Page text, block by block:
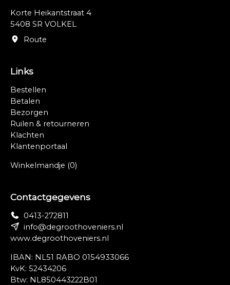
Korte Heikantstraat 4
5408 SR VOLKEL
Route
Links
Bestellen
Betalen
Bezorgen
Ruilen & retourneren
Klachten
Klantenportaal
Winkelmandje (0)
Contactgegevens
0413-272811
info@degroothoveniers.nl
www.degroothoveniers.nl
IBAN: NL51 RABO 0154933066
KvK: 52434206
Btw: NL850443222B01